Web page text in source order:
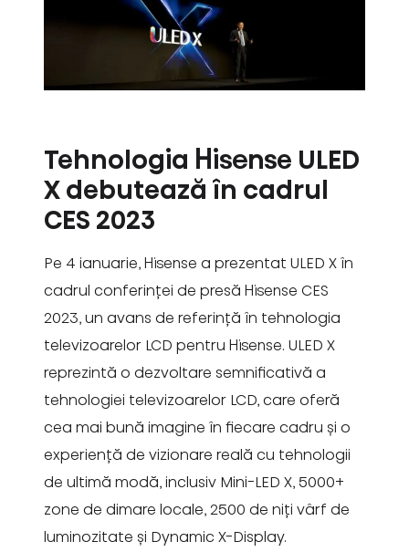
Tehnologia Hisense ULED
X debutează în cadrul
CES 2023
Pe 4 ianuarie, Hisense a prezentat ULED X în
cadrul conferinței de presă Hisense CES
2023, un avans de referință în tehnologia
televizoarelor LCD pentru Hisense. ULED X
reprezintă o dezvoltare semnificativă a
tehnologiei televizoarelor LCD, care oferă
cea mai bună imagine în fiecare cadru și o
experiență de vizionare reală cu tehnologii
de ultimă modă, inclusiv Mini-LED X, 5000+
zone de dimare locale, 2500 de niți vârf de
luminozitate și Dynamic X-Display.